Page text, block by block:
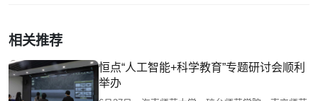
相关推荐
恒点“人工智能+科学教育”专题研讨会顺利
举办